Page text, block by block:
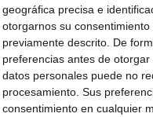
geográfica precisa e
otorgarnos su
previamente descrito. De
preferencias antes de
datos personales puede no
procesamiento. Sus
consentimiento en cualquier